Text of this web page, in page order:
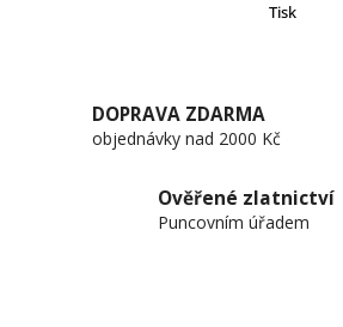
Tisk
DOPRAVA ZDARMA
objednávky nad 2000 Kč
Ověřené zlatnictví
Puncovním úřadem